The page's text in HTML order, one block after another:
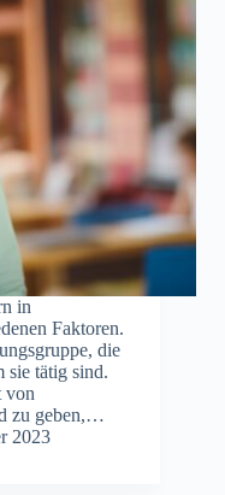
in
Faktoren.
die
sie tätig sind.
von
zu geben,…
2023